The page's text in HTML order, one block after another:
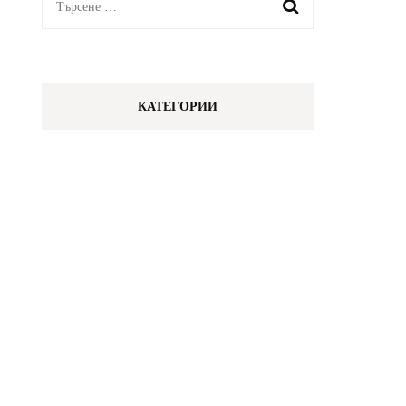
Търсене
КАТЕГОРИИ